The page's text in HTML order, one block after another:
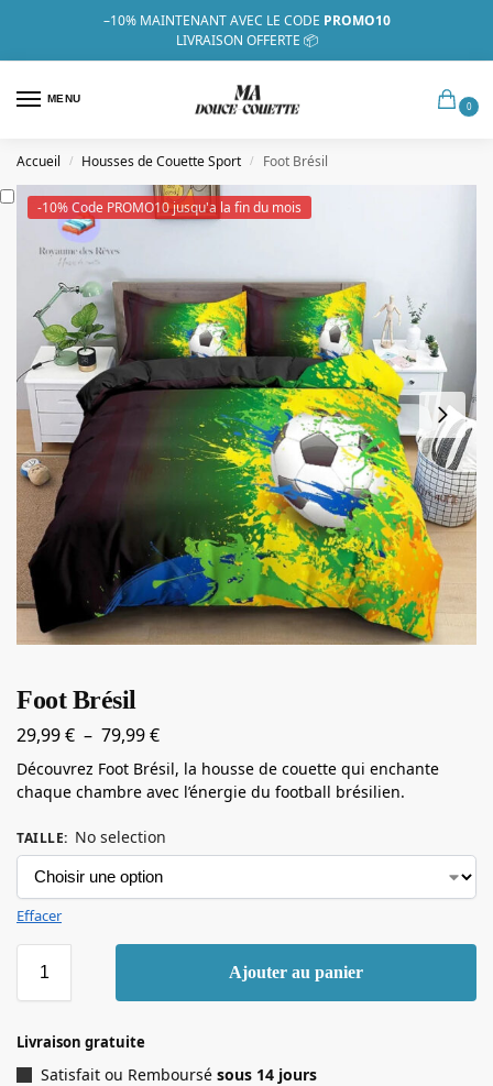
–10% MAINTENANT AVEC LE CODE PROMO10
LIVRAISON OFFERTE 📦
MENU
0
Accueil / Housses de Couette Sport / Foot Brésil
-10% Code PROMO10 jusqu'a la fin du mois
Foot Brésil
29,99€ – 79,99€
Découvrez Foot Brésil, la housse de couette qui enchante
chaque chambre avec l’énergie du football brésilien.
TAILLE: No selection
Effacer
Ajouter au panier
Livraison gratuite
Satisfait ou Remboursé sous 14 jours